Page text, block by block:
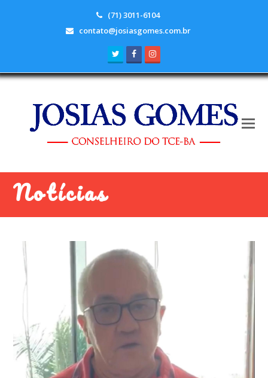
(71) 3011-6104
contato@josiasgomes.com.br
TwitterFacebook
Notícias